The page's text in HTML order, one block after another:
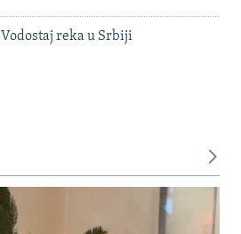
Vodostaj reka u Srbiji